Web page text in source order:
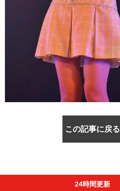
この記事に戻る
24時間更新